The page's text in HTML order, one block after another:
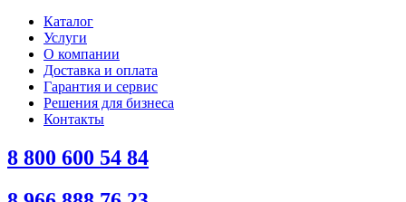
Каталог
Услуги
О компании
Доставка и оплата
Гарантия и сервис
Решения для бизнеса
Контакты
8 800 600 54 84